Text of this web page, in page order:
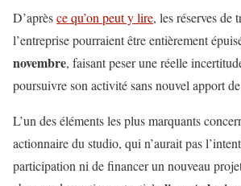
D’aprèsce qu’on peut y lire, les réserves de
l’entreprise pourraient être entièrement
novembre, faisant peser une réelle
poursuivre son activité sans nouvel apport
L’un des éléments les plus marquants
actionnaire du studio, qui n’aurait pas
participation ni de financer un nouveau